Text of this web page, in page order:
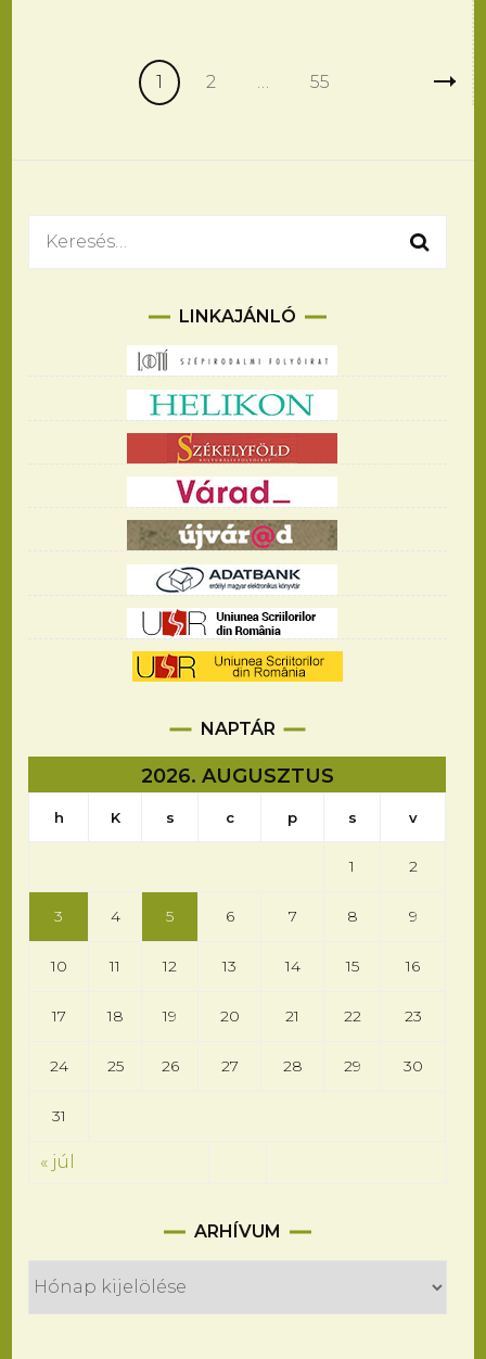
Bejegyzés
navigáció
Oldal
1 Oldal
2 … Oldal
55
Keresés:
LINKAJÁNLÓ
NAPTÁR
2026. AUGUSZTUS
h K s c p s v
1 2
3 4 5 6 7 8 9
10 11 12 13 14 15 16
17 18 19 20 21 22 23
24 25 26 27 28 29 30
31
« júl
ARHÍVUM
Arhívum